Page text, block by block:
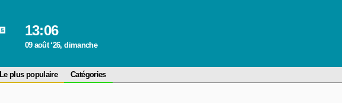
13:06
09 août ‘26, dimanche
Le plus populaire Catégories